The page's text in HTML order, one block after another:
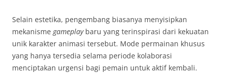
Selain estetika, pengembang biasanya menyisipkan
mekanisme gameplaybaru yang terinspirasi dari kekuatan
unik karakter animasi tersebut. Mode permainan khusus
yang hanya tersedia selama periode kolaborasi
menciptakan urgensi bagi pemain untuk aktif kembali.